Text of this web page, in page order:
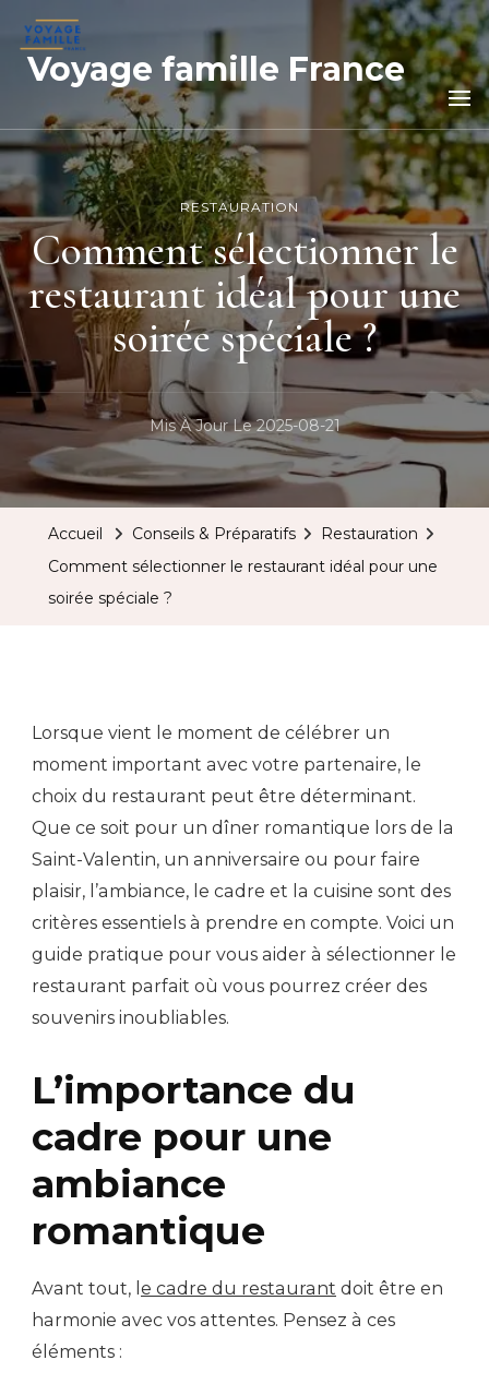
Voyage famille France
RESTAURATION
Comment sélectionner le
restaurant idéal pour une
soirée spéciale ?
Mis À Jour Le2025-08-21
Accueil Conseils & Préparatifs
Restauration
Comment sélectionner le restaurant idéal pour une
soirée spéciale ?
Lorsque vient le moment de célébrer un
moment important avec votre partenaire, le
choix du restaurant peut être déterminant.
Que ce soit pour un dîner romantique lors de la
Saint-Valentin, un anniversaire ou pour faire
plaisir, l’ambiance, le cadre et la cuisine sont des
critères essentiels à prendre en compte. Voici un
guide pratique pour vous aider à sélectionner le
restaurant parfait où vous pourrez créer des
souvenirs inoubliables.
L’importance du
cadre pour une
ambiance
romantique
Avant tout, l e cadre du restaurant doit être en
harmonie avec vos attentes. Pensez à ces
éléments :